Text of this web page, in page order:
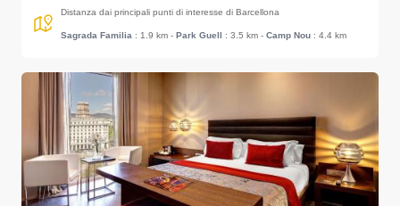
Distanza dai principali punti di interesse di Barcellona
Sagrada Familia : 1.9 km - Park Guell : 3.5 km - Camp Nou : 4.4 km